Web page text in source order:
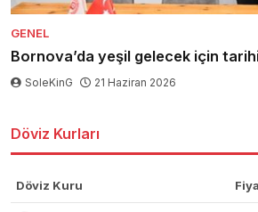
GENEL
Bornova’da yeşil gelecek için
SoleKinG 21 Haziran 2026
Döviz Kurları
Döviz Kuru